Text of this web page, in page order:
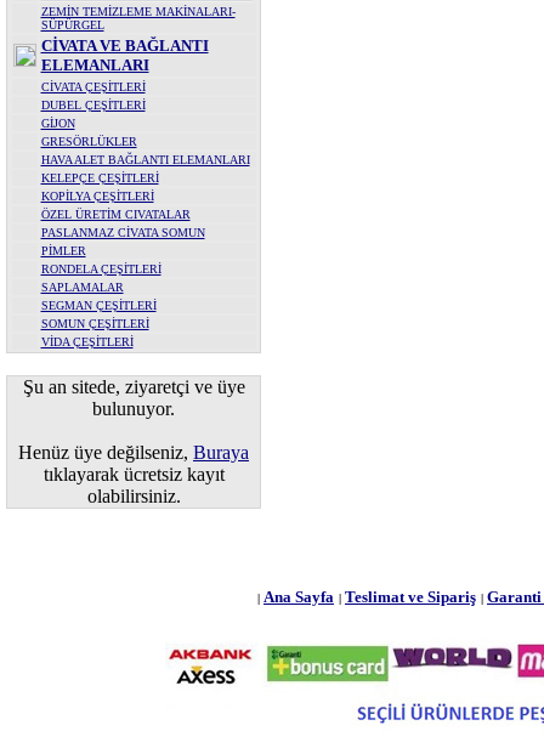
ZEMİN TEMİZLEME MAKİNALARI-
SÜPÜRGEL
CİVATA VE BAĞLANTI
ELEMANLARI
CİVATA ÇEŞİTLERİ
DUBEL ÇEŞİTLERİ
GİJON
GRESÖRLÜKLER
HAVA ALET BAĞLANTI ELEMANLARI
KELEPÇE ÇEŞİTLERİ
KOPİLYA ÇEŞİTLERİ
ÖZEL ÜRETİM CIVATALAR
PASLANMAZ CİVATA SOMUN
PİMLER
RONDELA ÇEŞİTLERİ
SAPLAMALAR
SEGMAN ÇEŞİTLERİ
SOMUN ÇEŞİTLERİ
VİDA ÇEŞİTLERİ
Şu an sitede, ziyaretçi ve üye
bulunuyor.
Henüz üye değilseniz, Buraya
tıklayarak ücretsiz kayıt
olabilirsiniz.
| Ana Sayfa | Teslimat ve Sipariş | Garanti